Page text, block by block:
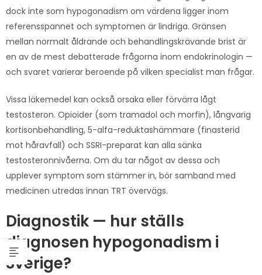
dock inte som hypogonadism om värdena ligger inom
referensspannet och symptomen är lindriga. Gränsen
mellan normalt åldrande och behandlingskrävande brist är
en av de mest debatterade frågorna inom endokrinologin —
och svaret varierar beroende på vilken specialist man frågar.
Vissa läkemedel kan också orsaka eller förvärra lågt
testosteron. Opioider (som tramadol och morfin), långvarig
kortisonbehandling, 5-alfa-reduktashämmare (finasterid
mot håravfall) och SSRI-preparat kan alla sänka
testosteronnivåerna. Om du tar något av dessa och
upplever symptom som stämmer in, bör samband med
medicinen utredas innan TRT övervägs.
Diagnostik — hur ställs
diagnosen hypogonadism i
Sverige?